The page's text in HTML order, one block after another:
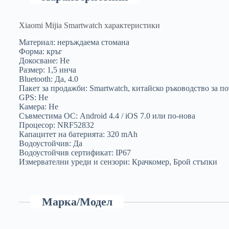
Xiaomi Mijia Smartwatch характеристики
Материал: неръждаема стомана
Форма: кръг
Докосване: Не
Размер: 1,5 инча
Bluetooth: Да, 4.0
Пакет за продажби: Smartwatch, китайско ръководство за
GPS: Не
Камера: Не
Съвместима ОС: Android 4.4 / iOS 7.0 или по-нова
Процесор: NRF52832
Капацитет на батерията: 320 mAh
Водоустойчив: Да
Водоустойчив сертификат: IP67
Измервателни уреди и сензори: Крачкомер, Брой стъпки
Марка/Модел